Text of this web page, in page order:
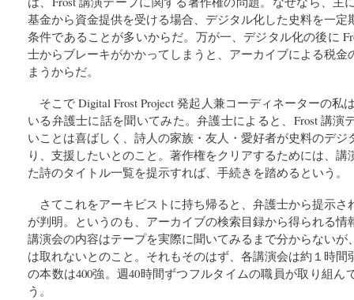
基金から資金提供を受ける場合、デジタル化した史料を一定
条件であることが多いからだ。万が一、デジタル化の後に
士からブレーキがかかってしまうと、アーカイブによる税金
まうからだ。
そこで Digital Frost Project 発起人兼コーディネーターの私
いる弁護士に話を聞いてみた。弁護士によると、Frost 講演
いことは喜ばしく、詩人の家族・友人・愛好者が史料のデ
り、支援したいとのこと。著作権をクリアするためには、
た詩のタイトル一覧を提示すれば、手続きを踏めるという。
さてこれをアーキビストに持ち帰ると、弁護士から提示
が判明。というのも、アーカイブの検索目録から得られる
講演会の内容はテープを実際に聞いてみるまで分からないが
は取れないとのこと。それもそのはず、各講演会は約１時
の本数は400強。週40時間ずつフルタイムの職員が取り組ん
う。